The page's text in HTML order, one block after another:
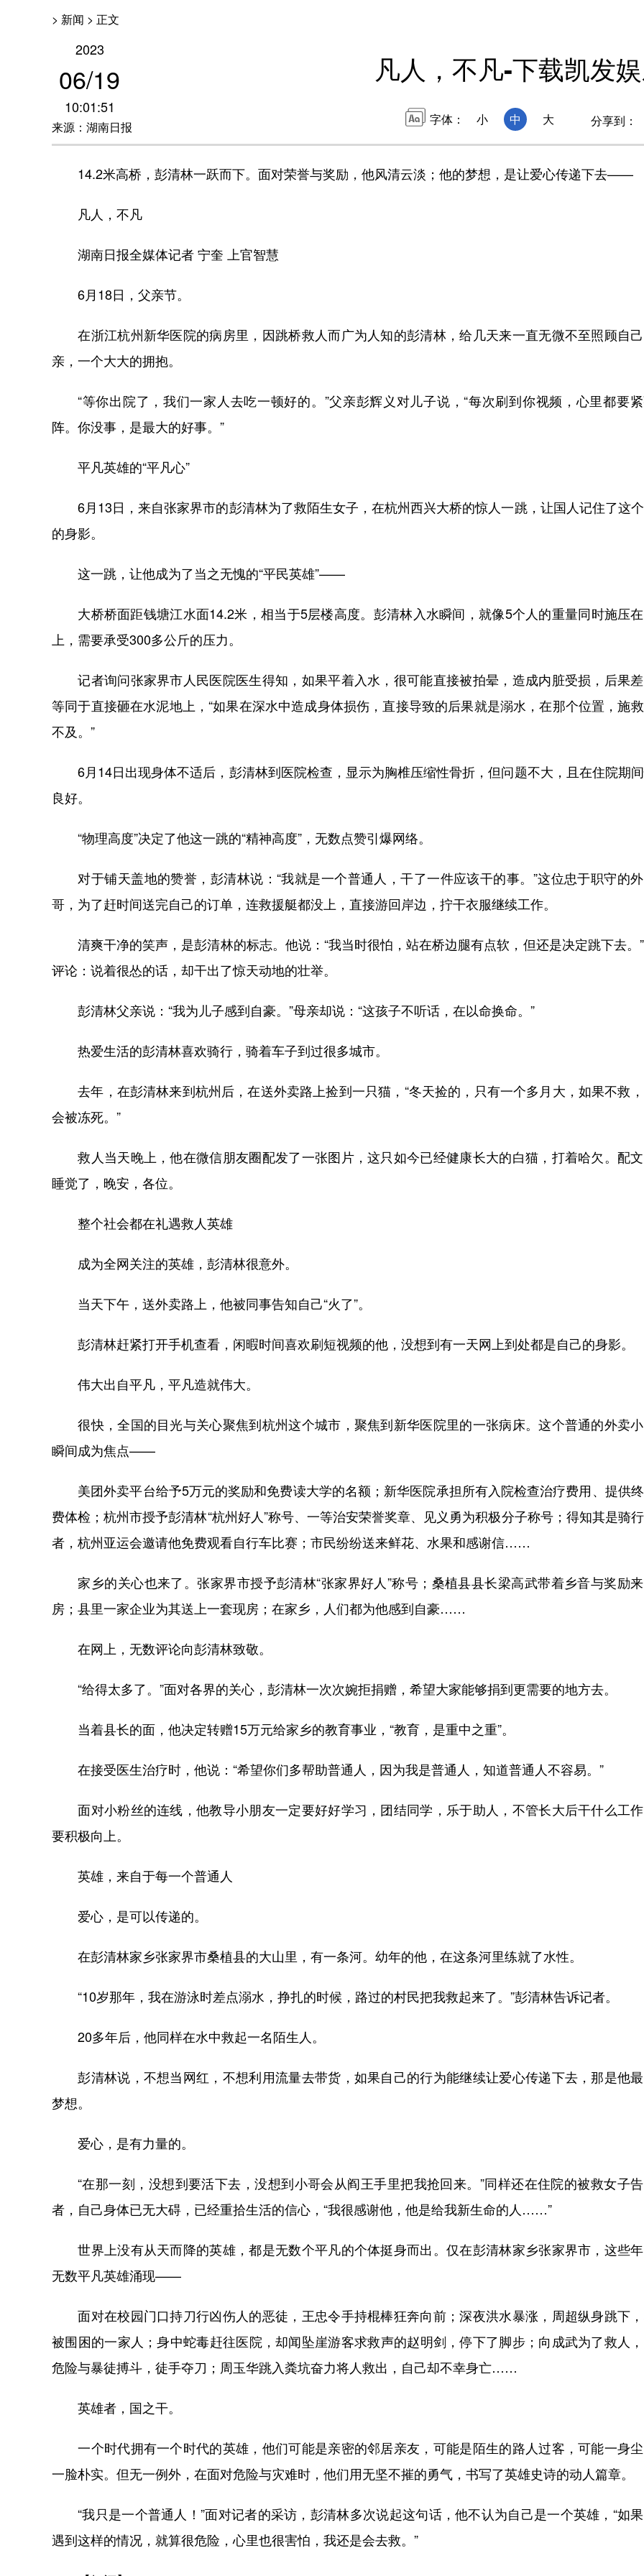
> 新闻 > 正文
2023
06/19
10:01:51
来源：湖南日报
凡人，不凡-下载凯发
字体： 小 中 大 分享到：
14.2米高桥，彭清林一跃而下。面对荣誉与奖励，他风清云淡；他的梦想，是让爱心传递下去——
凡人，不凡
湖南日报全媒体记者 宁奎 上官智慧
6月18日，父亲节。
在浙江杭州新华医院的病房里，因跳桥救人而广为人知的彭清林，给几天来一直无微不至照顾自
亲，一个大大的拥抱。
“等你出院了，我们一家人去吃一顿好的。”父亲彭辉义对儿子说，“每次刷到你视频，心里都要
阵。你没事，是最大的好事。”
平凡英雄的“平凡心”
6月13日，来自张家界市的彭清林为了救陌生女子，在杭州西兴大桥的惊人一跳，让国人记住了这
的身影。
这一跳，让他成为了当之无愧的“平民英雄”——
大桥桥面距钱塘江水面14.2米，相当于5层楼高度。彭清林入水瞬间，就像5个人的重量同时施压
上，需要承受300多公斤的压力。
记者询问张家界市人民医院医生得知，如果平着入水，很可能直接被拍晕，造成内脏受损，后果
等同于直接砸在水泥地上，“如果在深水中造成身体损伤，直接导致的后果就是溺水，在那个位置，施
不及。”
6月14日出现身体不适后，彭清林到医院检查，显示为胸椎压缩性骨折，但问题不大，且在住院期
良好。
“物理高度”决定了他这一跳的“精神高度”，无数点赞引爆网络。
对于铺天盖地的赞誉，彭清林说：“我就是一个普通人，干了一件应该干的事。”这位忠于职守的
哥，为了赶时间送完自己的订单，连救援艇都没上，直接游回岸边，拧干衣服继续工作。
清爽干净的笑声，是彭清林的标志。他说：“我当时很怕，站在桥边腿有点软，但还是决定跳下去。
评论：说着很怂的话，却干出了惊天动地的壮举。
彭清林父亲说：“我为儿子感到自豪。”母亲却说：“这孩子不听话，在以命换命。”
热爱生活的彭清林喜欢骑行，骑着车子到过很多城市。
去年，在彭清林来到杭州后，在送外卖路上捡到一只猫，“冬天捡的，只有一个多月大，如果不救
会被冻死。”
救人当天晚上，他在微信朋友圈配发了一张图片，这只如今已经健康长大的白猫，打着哈欠。配
睡觉了，晚安，各位。
整个社会都在礼遇救人英雄
成为全网关注的英雄，彭清林很意外。
当天下午，送外卖路上，他被同事告知自己“火了”。
彭清林赶紧打开手机查看，闲暇时间喜欢刷短视频的他，没想到有一天网上到处都是自己的身影。
伟大出自平凡，平凡造就伟大。
很快，全国的目光与关心聚焦到杭州这个城市，聚焦到新华医院里的一张病床。这个普通的外卖
瞬间成为焦点——
美团外卖平台给予5万元的奖励和免费读大学的名额；新华医院承担所有入院检查治疗费用、提供
费体检；杭州市授予彭清林“杭州好人”称号、一等治安荣誉奖章、见义勇为积极分子称号；得知其是骑
者，杭州亚运会邀请他免费观看自行车比赛；市民纷纷送来鲜花、水果和感谢信……
家乡的关心也来了。张家界市授予彭清林“张家界好人”称号；桑植县县长梁高武带着乡音与奖励
房；县里一家企业为其送上一套现房；在家乡，人们都为他感到自豪……
在网上，无数评论向彭清林致敬。
“给得太多了。”面对各界的关心，彭清林一次次婉拒捐赠，希望大家能够捐到更需要的地方去。
当着县长的面，他决定转赠15万元给家乡的教育事业，“教育，是重中之重”。
在接受医生治疗时，他说：“希望你们多帮助普通人，因为我是普通人，知道普通人不容易。”
面对小粉丝的连线，他教导小朋友一定要好好学习，团结同学，乐于助人，不管长大后干什么工
要积极向上。
英雄，来自于每一个普通人
爱心，是可以传递的。
在彭清林家乡张家界市桑植县的大山里，有一条河。幼年的他，在这条河里练就了水性。
“10岁那年，我在游泳时差点溺水，挣扎的时候，路过的村民把我救起来了。”彭清林告诉记者。
20多年后，他同样在水中救起一名陌生人。
彭清林说，不想当网红，不想利用流量去带货，如果自己的行为能继续让爱心传递下去，那是他
梦想。
爱心，是有力量的。
“在那一刻，没想到要活下去，没想到小哥会从阎王手里把我抢回来。”同样还在住院的被救女子
者，自己身体已无大碍，已经重拾生活的信心，“我很感谢他，他是给我新生命的人……”
世界上没有从天而降的英雄，都是无数个平凡的个体挺身而出。仅在彭清林家乡张家界市，这些
无数平凡英雄涌现——
面对在校园门口持刀行凶伤人的恶徒，王忠令手持棍棒狂奔向前；深夜洪水暴涨，周超纵身跳下
被围困的一家人；身中蛇毒赶往医院，却闻坠崖游客求救声的赵明剑，停下了脚步；向成武为了救人
危险与暴徒搏斗，徒手夺刀；周玉华跳入粪坑奋力将人救出，自己却不幸身亡……
英雄者，国之干。
一个时代拥有一个时代的英雄，他们可能是亲密的邻居亲友，可能是陌生的路人过客，可能一身
一脸朴实。但无一例外，在面对危险与灾难时，他们用无坚不摧的勇气，书写了英雄史诗的动人篇章。
“我只是一个普通人！”面对记者的采访，彭清林多次说起这句话，他不认为自己是一个英雄，“如
遇到这样的情况，就算很危险，心里也很害怕，我还是会去救。”